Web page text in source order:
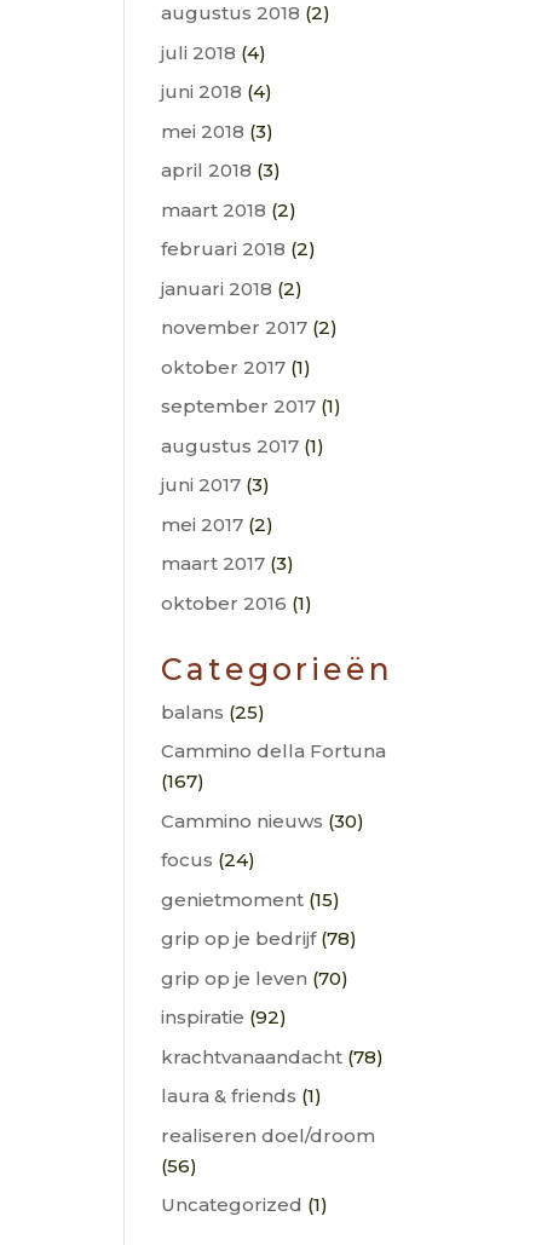
augustus 2018 (2)
juli 2018 (4)
juni 2018 (4)
mei 2018 (3)
april 2018 (3)
maart 2018 (2)
februari 2018 (2)
januari 2018 (2)
november 2017 (2)
oktober 2017 (1)
september 2017 (1)
augustus 2017 (1)
juni 2017 (3)
mei 2017 (2)
maart 2017 (3)
oktober 2016 (1)
Categorieën
balans (25)
Cammino della Fortuna
(167)
Cammino nieuws (30)
focus (24)
genietmoment (15)
grip op je bedrijf(78)
grip op je leven (70)
inspiratie (92)
krachtvanaandacht (78)
laura & friends (1)
realiseren doel/droom
(56)
Uncategorized (1)